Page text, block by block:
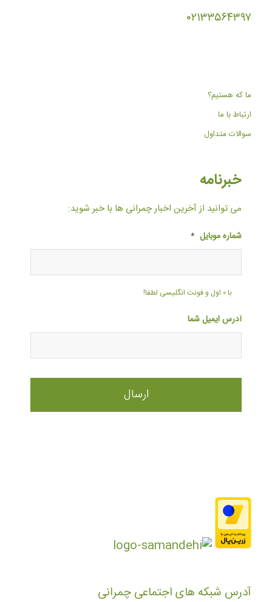
۰۲۱۳۳۵۶۴۳۹۷
ما که هستیم؟
ارتباط با ما
سوالات متداول
خبرنامه
می توانید از آخرین اخبار چمرانی ها با خبر شوید:
شماره موبایل *
با ۰ اول و فونت انگلیسی لطفا!
آدرس ایمیل شما
آدرس شبکه های اجتماعی چمرانی